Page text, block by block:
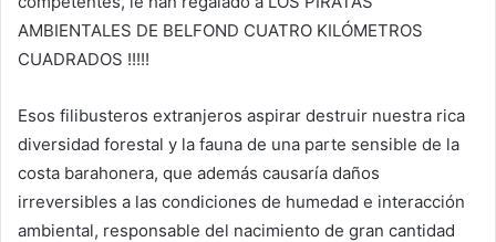
AMBIENTALES DE BELFOND CUATRO KILÓMETROS
CUADRADOS !!!!!
Esos filibusteros extranjeros aspirar destruir nuestra rica
diversidad forestal y la fauna de una parte sensible de la
costa barahonera, que además causaría daños
irreversibles a las condiciones de humedad e interacción
ambiental, responsable del nacimiento de gran cantidad